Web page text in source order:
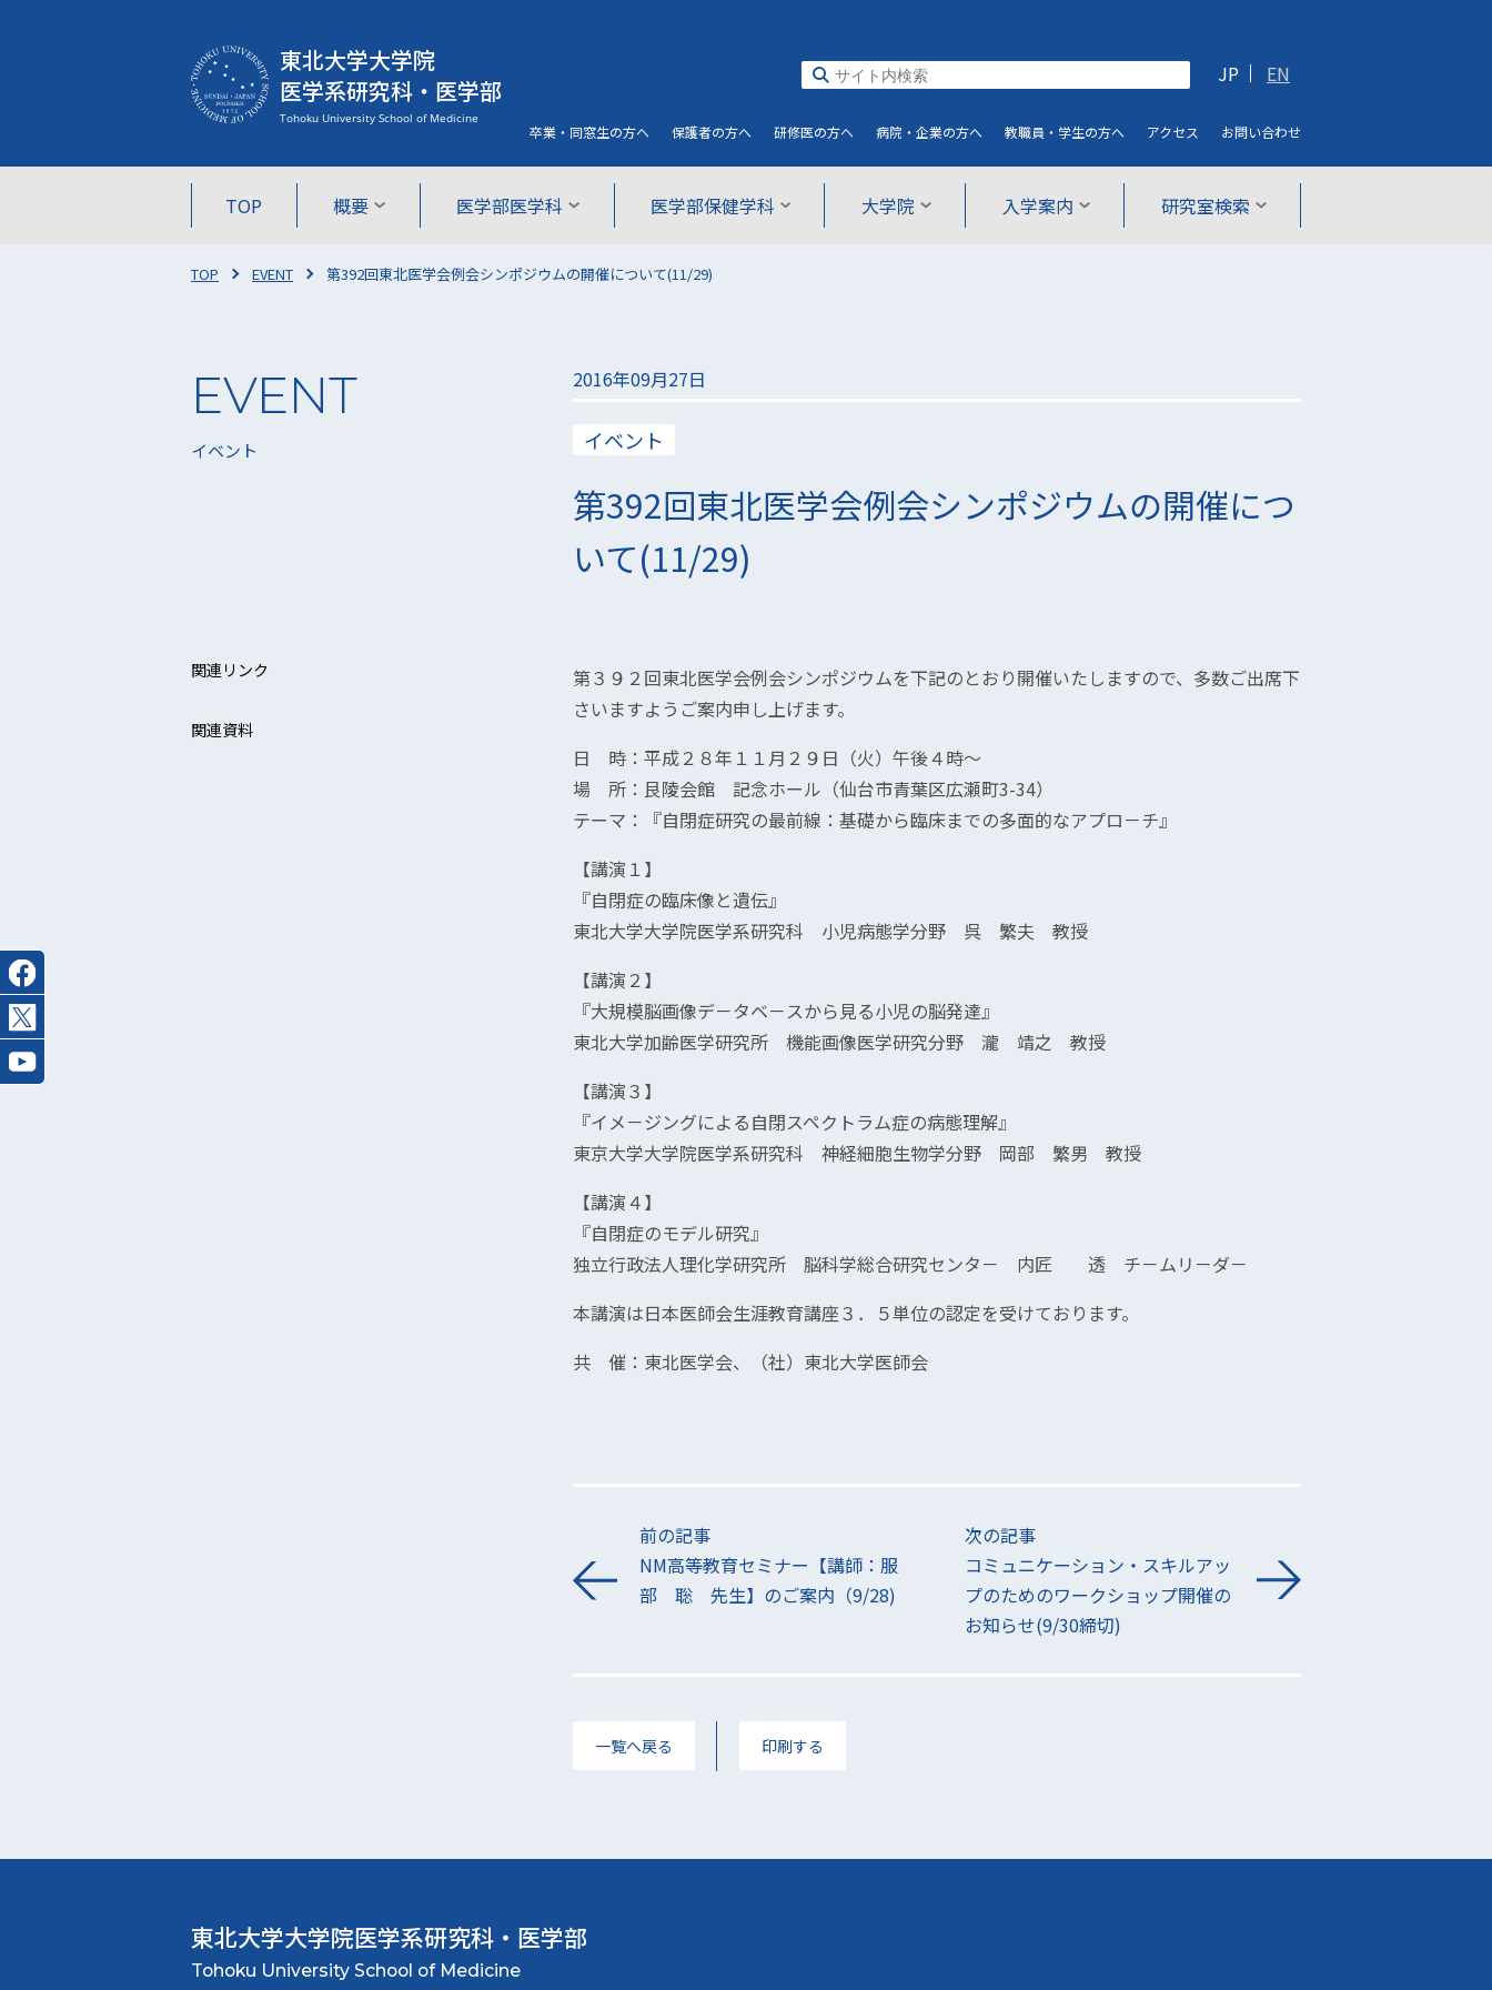
東北大学大学院
医学系研究科・医学部
TOP 概要 医学部医学科 医学部保健学科 大学院 入学案内 研究室検索
JP EN
卒業・同窓生の方へ 保護者の方へ 研修医の方へ 病院・企業の方へ 教職員・学生の方へ アクセス お問い合わせ
TOP EVENT 第392回東北医学会例会シンポジウムの開催について(11/29)
イベント
2016年09月27日
イベント
第392回東北医学会例会シンポジウムの開催につ
いて(11/29)
第３９２回東北医学会例会シンポジウムを下記のとおり開催いたしますので、多数ご出席下
さいますようご案内申し上げます。
日 時：平成２８年１１月２９日（火）午後４時～
場 所：艮陵会館 記念ホール（仙台市青葉区広瀬町3-34）
テーマ：『自閉症研究の最前線：基礎から臨床までの多面的なアプロ－チ』
【講演１】
『自閉症の臨床像と遺伝』
東北大学大学院医学系研究科 小児病態学分野 呉 繁夫 教授
【講演２】
『大規模脳画像デ－タベ－スから見る小児の脳発達』
東北大学加齢医学研究所 機能画像医学研究分野 瀧 靖之 教授
【講演３】
『イメ－ジングによる自閉スペクトラム症の病態理解』
東京大学大学院医学系研究科 神経細胞生物学分野 岡部 繁男 教授
【講演４】
『自閉症のモデル研究』
独立行政法人理化学研究所 脳科学総合研究センタ－ 内匠 透 チ－ムリ－ダ－
本講演は日本医師会生涯教育講座３．５単位の認定を受けております。
共 催：東北医学会、（社）東北大学医師会
関連リンク
関連資料
前の記事
NM高等教育セミナー【講師：服
部 聡 先生】のご案内（9/28)
次の記事
コミュニケーション・スキルアッ
プのためのワークショップ開催の
お知らせ(9/30締切)
一覧へ戻る 印刷する
東北大学大学院医学系研究科・医学部